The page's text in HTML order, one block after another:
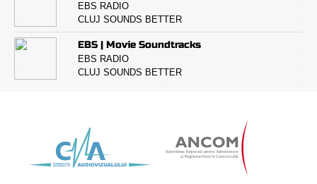
EBS RADIO
CLUJ SOUNDS BETTER
EBS | Movie Soundtracks
EBS RADIO
CLUJ SOUNDS BETTER